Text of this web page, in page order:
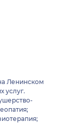
Ленинском
услуг.